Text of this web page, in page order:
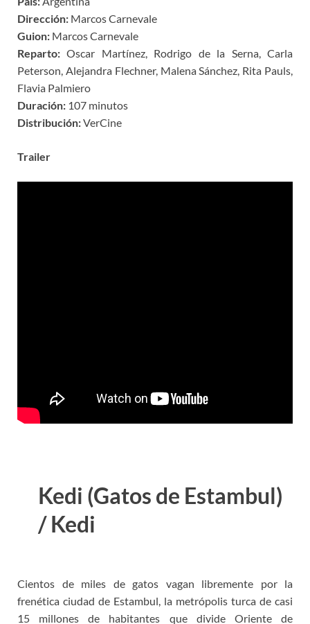
Dirección: Marcos Carnevale
Guion: Marcos Carnevale
Reparto: Oscar Martínez, Rodrigo de la Serna, Carla
Peterson, Alejandra Flechner, Malena Sánchez, Rita Pauls,
Flavia Palmiero
Duración: 107 minutos
Distribución:VerCine
Trailer
Kedi (Gatos de Estambul)
/ Kedi
Cientos de miles de gatos vagan libremente por la
frenética ciudad de Estambul, la metrópolis turca de casi
15 millones de habitantes que divide Oriente de